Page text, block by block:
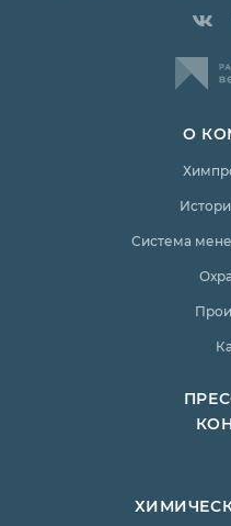
О
Система